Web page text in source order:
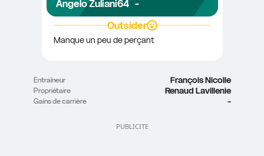
Angelo Zuliani64 -
Outsider
Manque un peu de perçant
Entraîneur François Nicolle
Propriétaire Renaud Lavillenie
Gains de carrière -